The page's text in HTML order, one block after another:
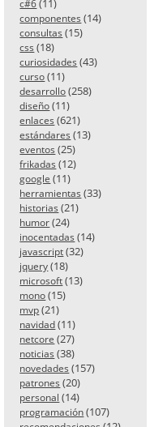
c#6 (11)
componentes (14)
consultas (15)
css (18)
curiosidades (43)
curso (11)
desarrollo (258)
diseño (11)
enlaces (621)
estándares (13)
eventos (25)
frikadas (12)
google (11)
herramientas (33)
historias (21)
humor (24)
inocentadas (14)
javascript (32)
jquery (18)
microsoft (13)
mono (15)
mvp (21)
navidad (11)
netcore (27)
noticias (38)
novedades (157)
patrones (20)
personal (14)
programación (107)